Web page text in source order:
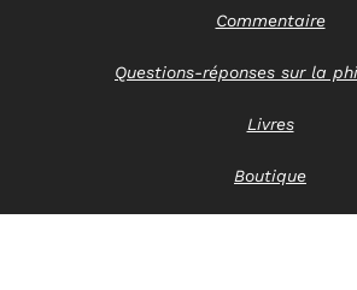
Commentaire
Questions-réponses sur la
Livres
Boutique